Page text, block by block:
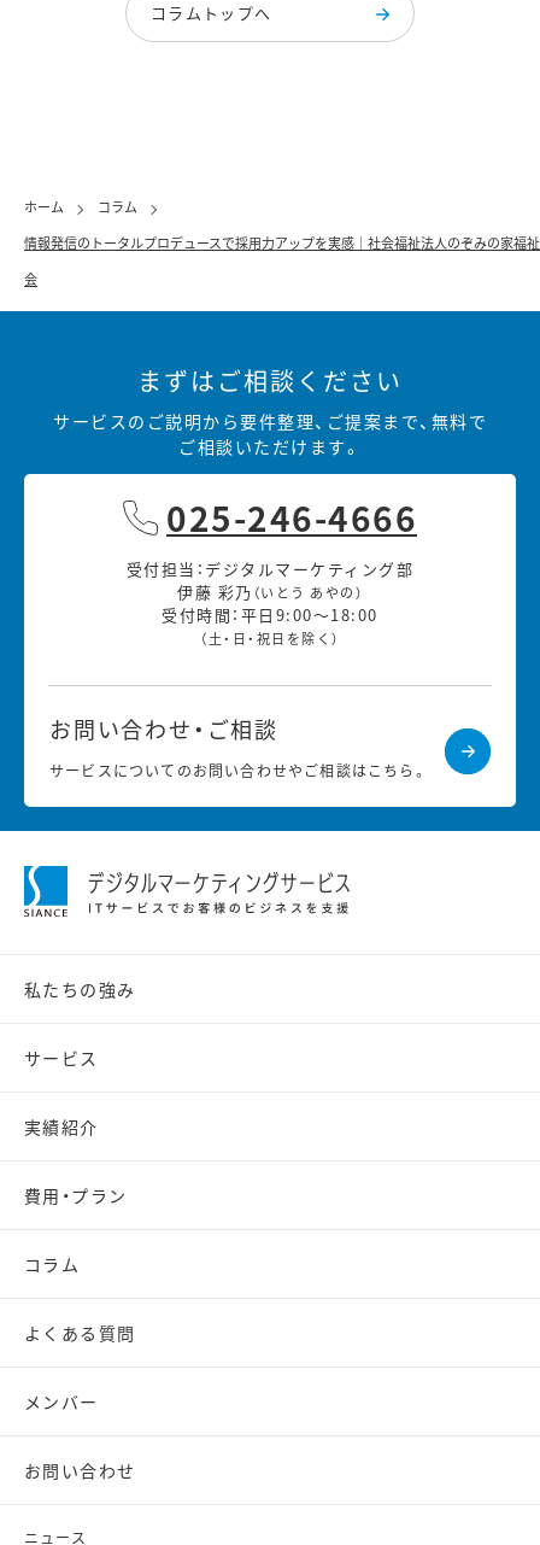
コラムトップへ
ホーム
コラム
情報発信のトータルプロデュースで採用力アップを実感｜社会福祉法人のぞみの家福祉
会
まずはご相談ください
サービスのご説明から要件整理、ご提案まで、無料で
ご相談いただけます。
025-246-4666
受付担当：デジタルマーケティング部
伊藤 彩乃 （いとう あやの）
受付時間：平日9:00～18:00
（土・日・祝日を除く）
お問い合わせ・ご相談
サービスについてのお問い合わせやご相談はこちら。
私たちの強み
サービス
実績紹介
費用・プラン
コラム
よくある質問
メンバー
お問い合わせ
ニュース